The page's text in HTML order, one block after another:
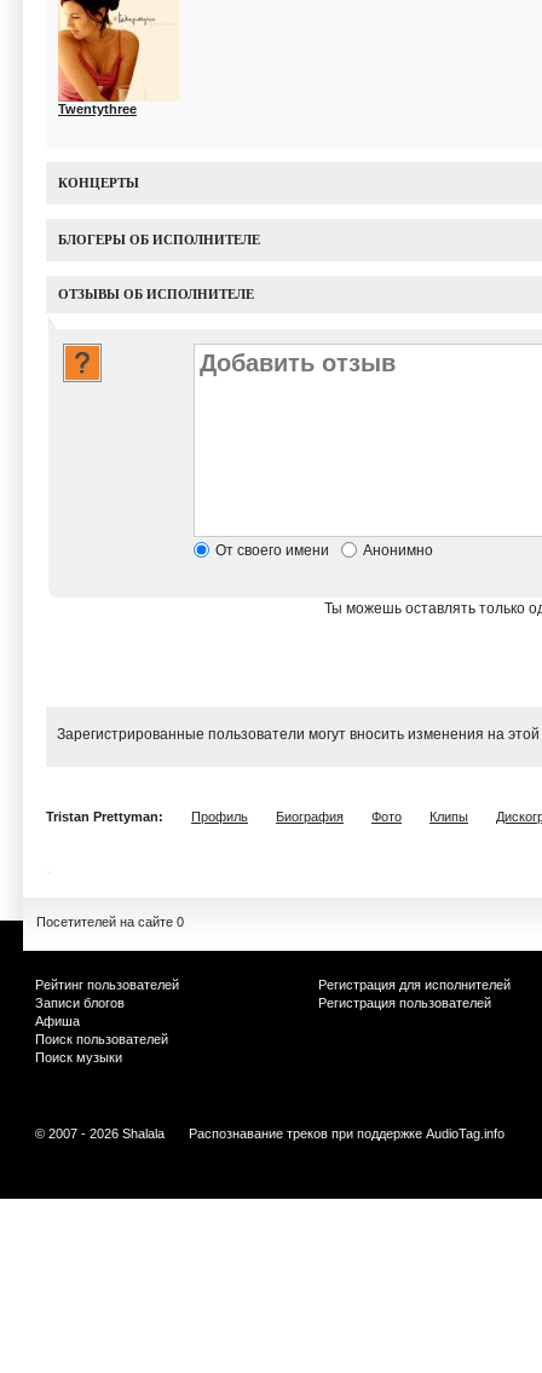
Twentythree
КОНЦЕРТЫ
БЛОГЕРЫ ОБ ИСПОЛНИТЕЛЕ
ОТЗЫВЫ ОБ ИСПОЛНИТЕЛЕ
От своего имени Анонимно
Ты можешь оставлять только
Зарегистрированные пользователи могут вносить изменения на
Tristan Prettyman: Профиль Биография Фото Клипы
Посетителей на сайте 0
Рейтинг пользователей
Записи блогов
Афиша
Поиск пользователей
Поиск музыки
Регистрация для исполнителей
Регистрация пользователей
© 2007 - 2026 Shalala Распознавание треков при поддержке AudioTag.info